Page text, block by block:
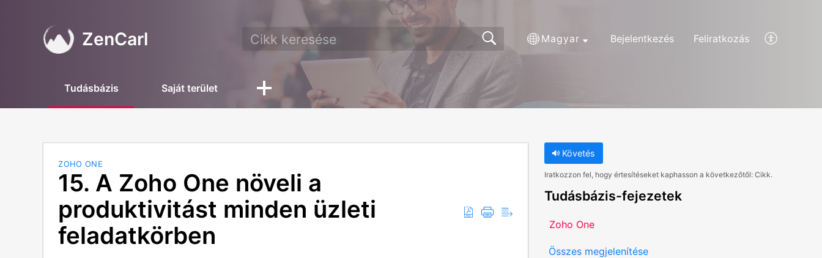
ZenCarl Magyar Bejelentkezés Feliratkozás
Tudásbázis Saját terület
ZOHO ONE
15. A Zoho One növeli a
produktivitást minden üzleti
feladatkörben
Követés
Iratkozzon fel, hogy értesítéseket kaphasson a következőtől: Cikk.
Tudásbázis-fejezetek
Zoho One
Összes megjelenítése